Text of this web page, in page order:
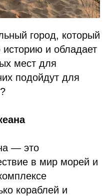
город, который
историю и обладает
мест для
подойдут для
— это
в мир морей и
кораблей и